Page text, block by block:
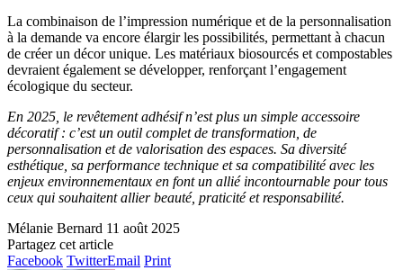
La combinaison de l’impression numérique et de la personnalisation
à la demande va encore élargir les possibilités, permettant à chacun
de créer un décor unique. Les matériaux biosourcés et compostables
devraient également se développer, renforçant l’engagement
écologique du secteur.
En 2025, le revêtement adhésif n’est plus un simple accessoire
décoratif : c’est un outil complet de transformation, de
personnalisation et de valorisation des espaces. Sa diversité
esthétique, sa performance technique et sa compatibilité avec les
enjeux environnementaux en font un allié incontournable pour tous
ceux qui souhaitent allier beauté, praticité et responsabilité.
Mélanie Bernard 11 août 2025
Partagez cet article
Facebook TwitterEmail Print